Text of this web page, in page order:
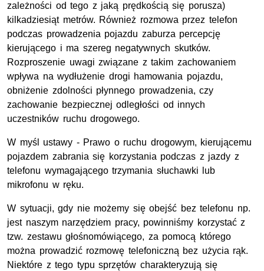
zależności od tego z jaką prędkością się porusza)
kilkadziesiąt metrów. Również rozmowa przez telefon
podczas prowadzenia pojazdu zaburza percepcję
kierującego i ma szereg negatywnych skutków.
Rozproszenie uwagi związane z takim zachowaniem
wpływa na wydłużenie drogi hamowania pojazdu,
obniżenie zdolności płynnego prowadzenia, czy
zachowanie bezpiecznej odległości od innych
uczestników ruchu drogowego.
W myśl ustawy - Prawo o ruchu drogowym, kierującemu
pojazdem zabrania się korzystania podczas z jazdy z
telefonu wymagającego trzymania słuchawki lub
mikrofonu w ręku.
W sytuacji, gdy nie możemy się obejść bez telefonu np.
jest naszym narzędziem pracy, powinniśmy korzystać z
tzw. zestawu głośnomówiącego, za pomocą którego
można prowadzić rozmowę telefoniczną bez użycia rąk.
Niektóre z tego typu sprzętów charakteryzują się